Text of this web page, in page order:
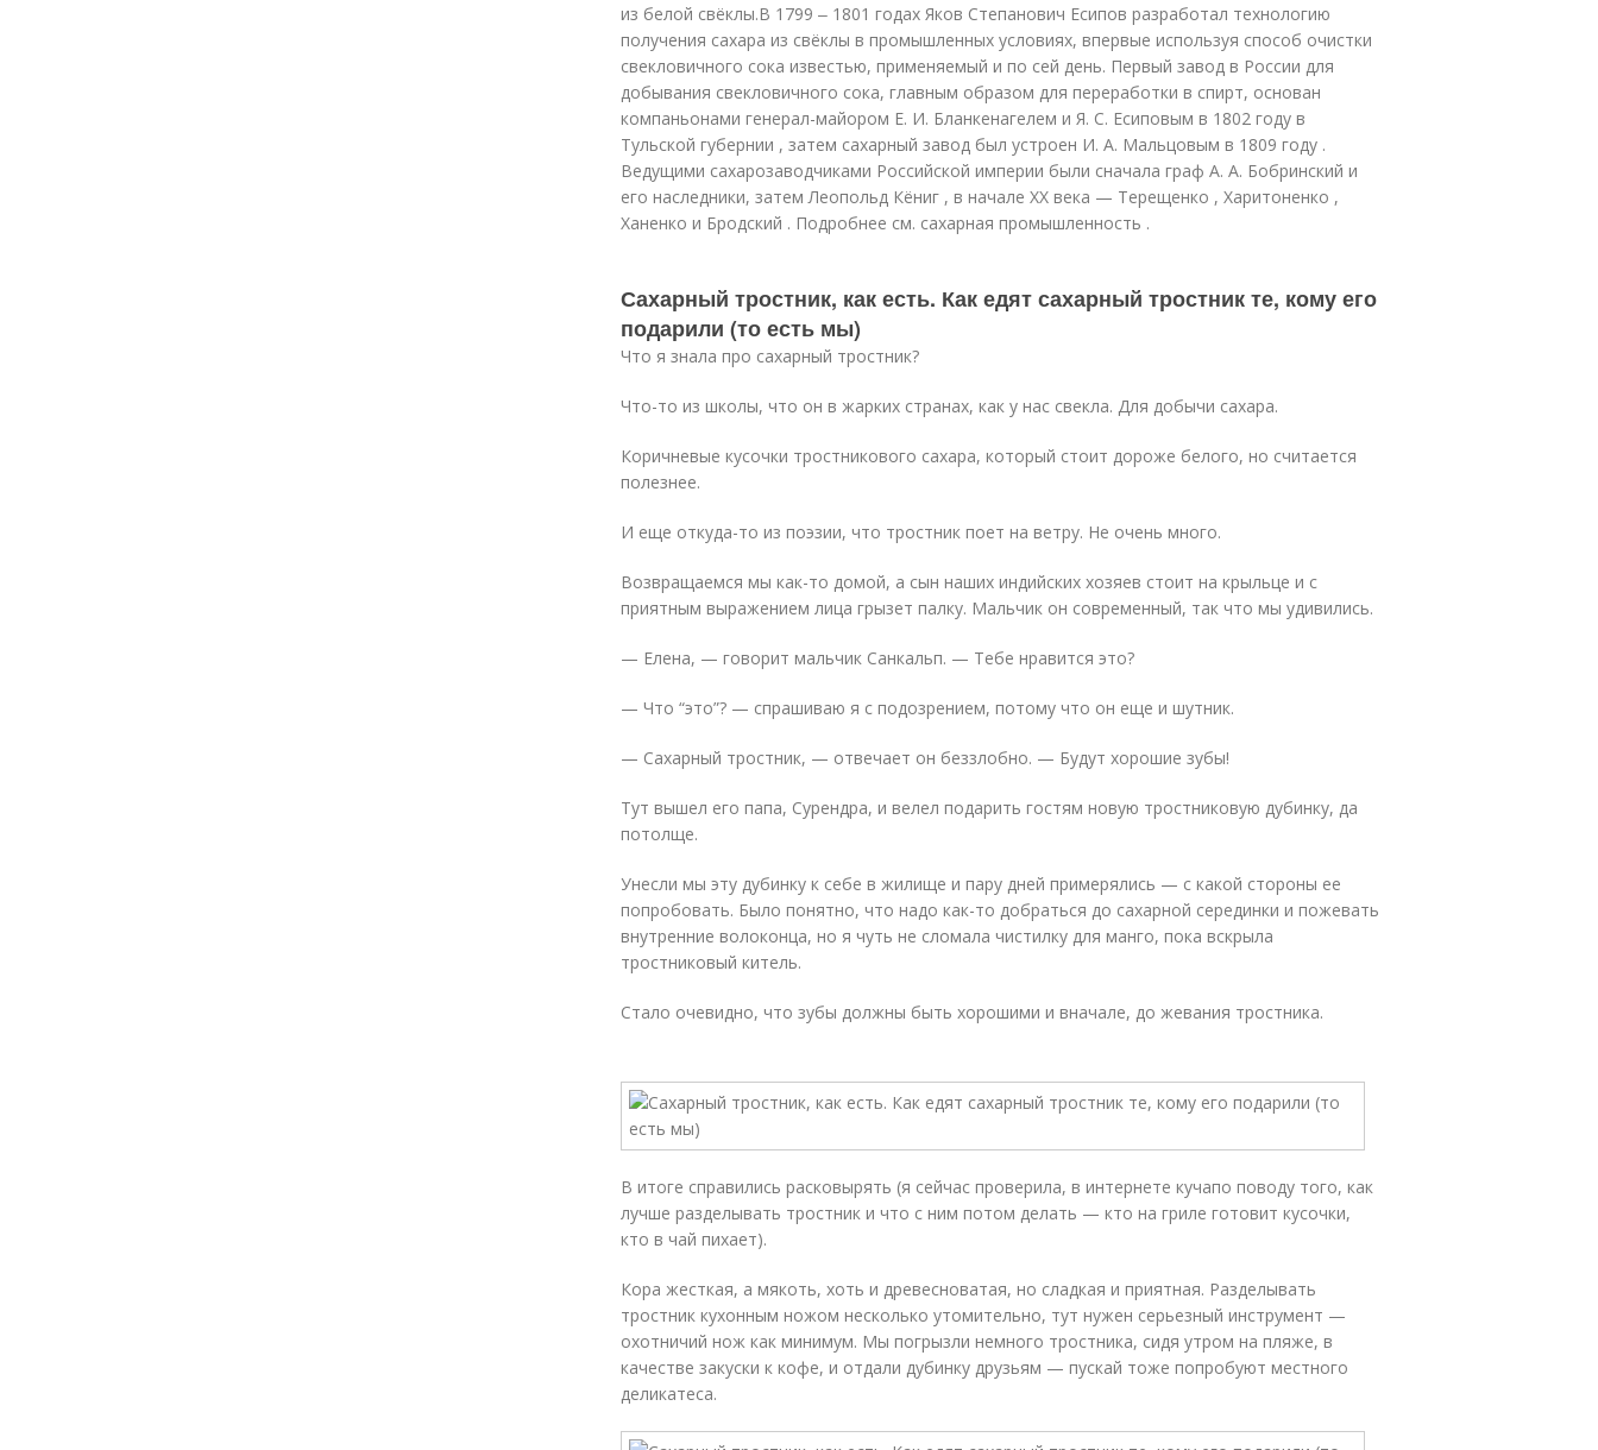
из белой свёклы.В 1799 ‒ 1801 годах Яков Степанович Есипов разработал технологию
получения сахара из свёклы в промышленных условиях, впервые используя способ очистки
свекловичного сока известью, применяемый и по сей день. Первый завод в России для
добывания свекловичного сока, главным образом для переработки в спирт, основан
компаньонами генерал-майором Е. И. Бланкенагелем и Я. С. Есиповым в 1802 году в
Тульской губернии , затем сахарный завод был устроен И. А. Мальцовым в 1809 году .
Ведущими сахарозаводчиками Российской империи были сначала граф А. А. Бобринский и
его наследники, затем Леопольд Кёниг , в начале XX века — Терещенко , Харитоненко ,
Ханенко и Бродский . Подробнее см. сахарная промышленность .
Сахарный тростник, как есть. Как едят сахарный тростник те, кому его
подарили (то есть мы)
Что я знала про сахарный тростник?
Что-то из школы, что он в жарких странах, как у нас свекла. Для добычи сахара.
Коричневые кусочки тростникового сахара, который стоит дороже белого, но считается
полезнее.
И еще откуда-то из поэзии, что тростник поет на ветру. Не очень много.
Возвращаемся мы как-то домой, а сын наших индийских хозяев стоит на крыльце и с
приятным выражением лица грызет палку. Мальчик он современный, так что мы удивились.
— Елена, — говорит мальчик Санкальп. — Тебе нравится это?
— Что “это”? — спрашиваю я с подозрением, потому что он еще и шутник.
— Сахарный тростник, — отвечает он беззлобно. — Будут хорошие зубы!
Тут вышел его папа, Сурендра, и велел подарить гостям новую тростниковую дубинку, да
потолще.
Унесли мы эту дубинку к себе в жилище и пару дней примерялись — с какой стороны ее
попробовать. Было понятно, что надо как-то добраться до сахарной серединки и пожевать
внутренние волоконца, но я чуть не сломала чистилку для манго, пока вскрыла
тростниковый китель.
Стало очевидно, что зубы должны быть хорошими и вначале, до жевания тростника.
В итоге справились расковырять (я сейчас проверила, в интернете кучапо поводу того, как
лучше разделывать тростник и что с ним потом делать — кто на гриле готовит кусочки,
кто в чай пихает).
Кора жесткая, а мякоть, хоть и древесноватая, но сладкая и приятная. Разделывать
тростник кухонным ножом несколько утомительно, тут нужен серьезный инструмент —
охотничий нож как минимум. Мы погрызли немного тростника, сидя утром на пляже, в
качестве закуски к кофе, и отдали дубинку друзьям — пускай тоже попробуют местного
деликатеса.